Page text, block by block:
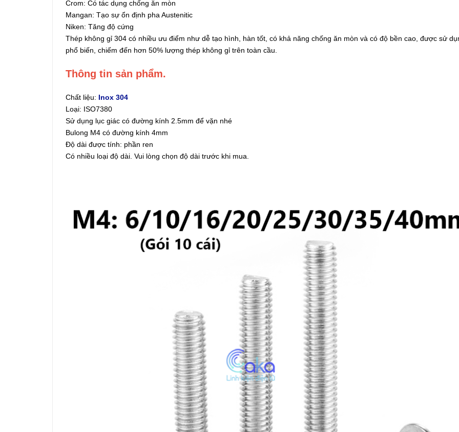
Crom: Có tác dụng chống ăn mòn
Mangan: Tạo sự ổn định pha Austenitic
Niken: Tăng độ cứng
Thép không gỉ 304 có nhiều ưu điểm như dễ tạo hình, hàn tốt, có khả năng chống ăn mòn và có độ bền cao, được sử
phổ biến, chiếm đến hơn 50% lượng thép không gỉ trên toàn cầu.
Thông tin sản phẩm.
Chất liệu: Inox 304
Loại: ISO7380
Sử dụng lục giác có đường kính 2.5mm để vặn nhé
Bulong M4 có đường kính 4mm
Độ dài được tính: phần ren
Có nhiều loại độ dài. Vui lòng chọn độ dài trước khi mua.